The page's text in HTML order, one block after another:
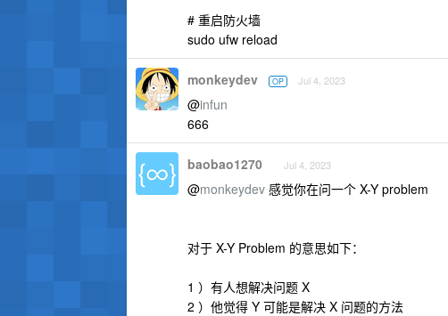
# 重启防火墙
sudo ufw reload
monkeydev OP Jul 4, 2023
@infun
666
baobao1270 Jul 4, 2023
@monkeydev 感觉你在问一个 X-Y problem
对于 X-Y Problem 的意思如下：
1 ）有人想解决问题 X
2 ）他觉得 Y 可能是解决 X 问题的方法